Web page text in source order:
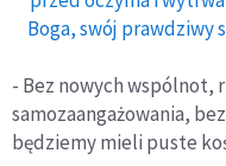
Boga, swój prawdziwy
- Bez nowych wspólnot,
samozaangażowania,
będziemy mieli puste